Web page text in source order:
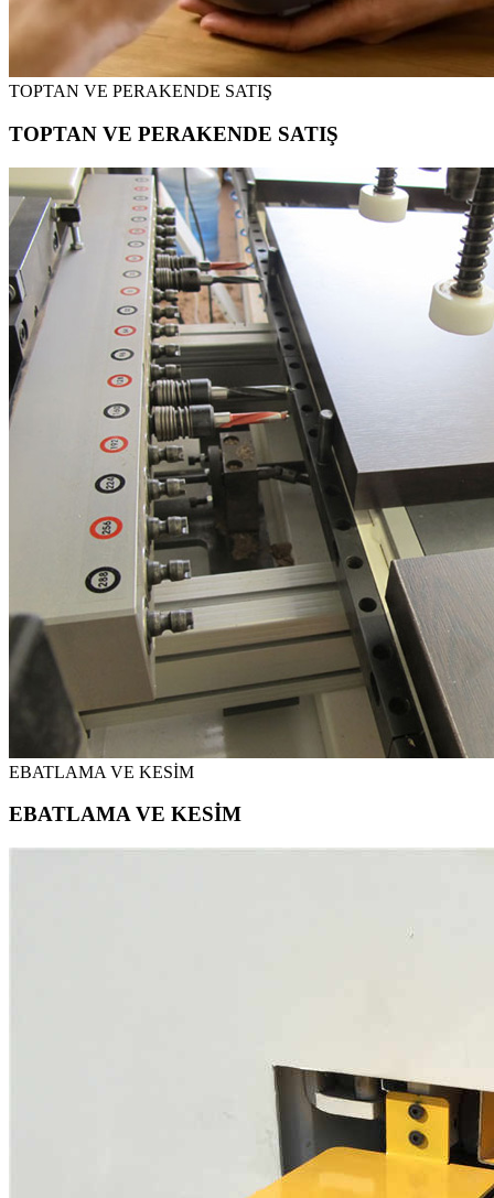
TOPTAN VE PERAKENDE SATIŞ
TOPTAN VE PERAKENDE SATIŞ
EBATLAMA VE KESİM
EBATLAMA VE KESİM